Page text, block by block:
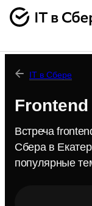
IT в Сбере
Встреча
Сбера в
популярные